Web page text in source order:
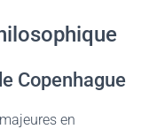
Copenhague
en